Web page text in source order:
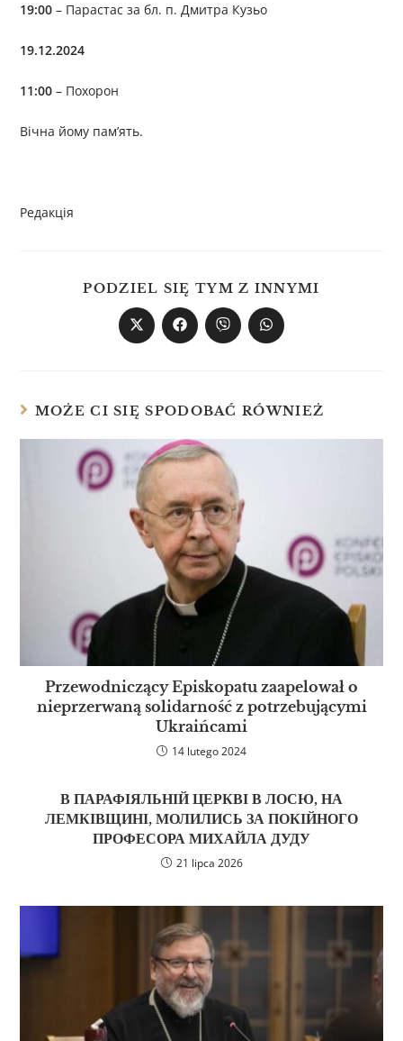
19:00 – Парастас за бл. п. Дмитра Кузьо
19.12.2024
11:00 – Похорон
Вічна йому памʼять.
Редакція
PODZIEL SIĘ TYM Z INNYMI
MOŻE CI SIĘ SPODOBAĆ RÓWNIEŻ
Przewodniczący Episkopatu zaapelował o
nieprzerwaną solidarność z potrzebującymi
Ukraińcami
14 lutego 2024
В ПАРАФІЯЛЬНІЙ ЦЕРКВІ В ЛОСЮ, НА
ЛЕМКІВЩИНІ, МОЛИЛИСЬ ЗА ПОКІЙНОГО
ПРОФЕСОРА МИХАЙЛА ДУДУ
21 lipca 2026